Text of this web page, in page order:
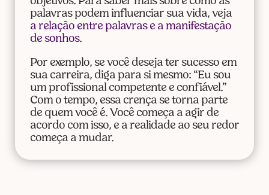
palavras podem influenciar sua vida, veja
a relação entre palavras e a manifestação
de sonhos.
Por exemplo, se você deseja ter sucesso em
sua carreira, diga para si mesmo: “Eu sou
um profissional competente e confiável.”
Com o tempo, essa crença se torna parte
de quem você é. Você começa a agir de
acordo com isso, e a realidade ao seu redor
começa a mudar.